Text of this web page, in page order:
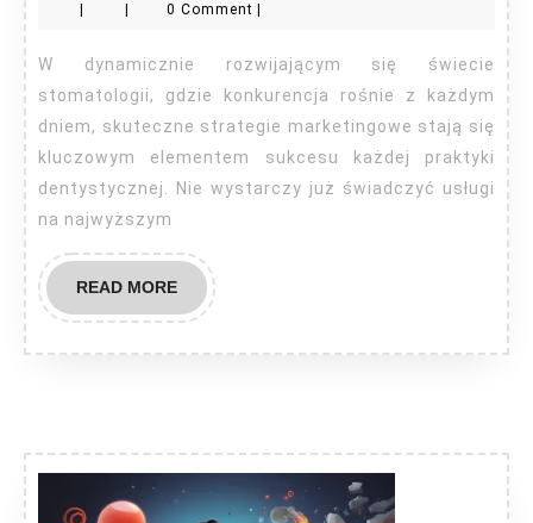
0 Comment
W dynamicznie rozwijającym się świecie
stomatologii, gdzie konkurencja rośnie z każdym
dniem, skuteczne strategie marketingowe stają się
kluczowym elementem sukcesu każdej praktyki
dentystycznej. Nie wystarczy już świadczyć usługi
na najwyższym
READ MOREREAD
MORE